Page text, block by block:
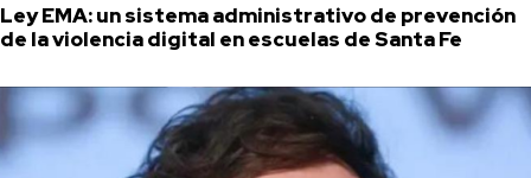
Ley EMA: un sistema administrativo de prevención
de la violencia digital en escuelas de Santa Fe